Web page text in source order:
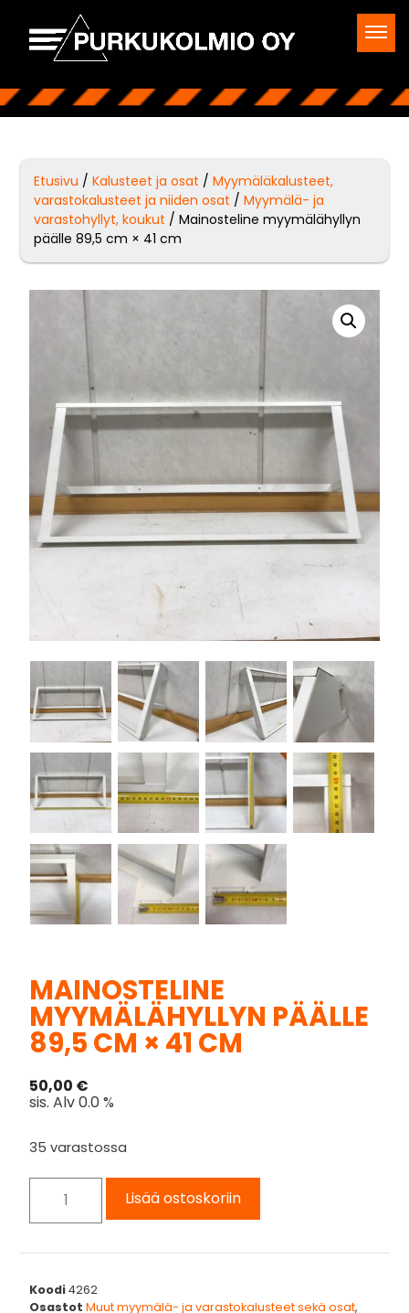
Etusivu /Kalusteet ja osat /Myymäläkalusteet,
varastokalusteet ja niiden osat /Myymälä- ja
varastohyllyt, koukut / Mainosteline myymälähyllyn
päälle 89,5 cm × 41 cm
MAINOSTELINE
MYYMÄLÄHYLLYN PÄÄLLE
89,5 CM × 41 CM
50,00 €
sis. Alv 0.0 %
35 varastossa
Lisää ostoskoriin
Koodi4262
Osastot Muut myymälä- ja varastokalusteet sekä osat,